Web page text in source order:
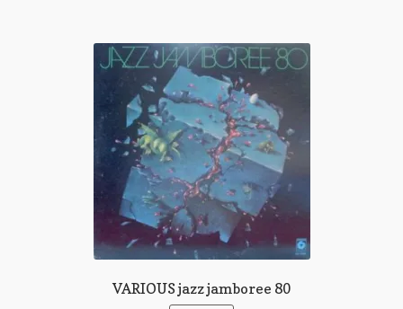
VARIOUS jazz jamboree 80